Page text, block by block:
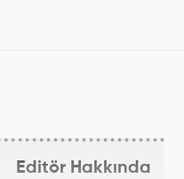
Editör Hakkında